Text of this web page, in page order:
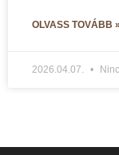
OLVASS TOVÁBB »
2026.04.07.